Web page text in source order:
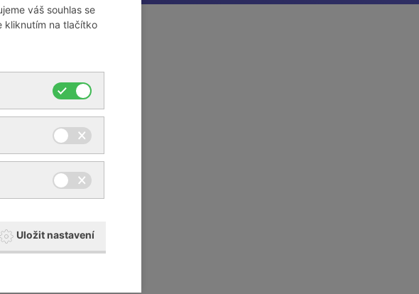
váš souhlas se
kliknutím na tlačítko
Uložit nastavení